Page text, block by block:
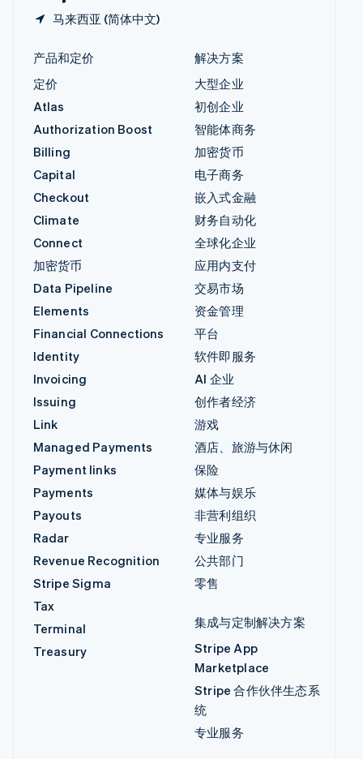
马来西亚 (简体中文)
产品和定价
定价
Atlas
Authorization Boost
Billing
Capital
Checkout
Climate
Connect
加密货币
Data Pipeline
Elements
Financial Connections
Identity
Invoicing
Issuing
Link
Managed Payments
Payment links
Payments
Payouts
Radar
Revenue Recognition
Stripe Sigma
Tax
Terminal
Treasury
解决方案
大型企业
初创企业
智能体商务
加密货币
电子商务
嵌入式金融
财务自动化
全球化企业
应用内支付
交易市场
资金管理
平台
软件即服务
AI 企业
创作者经济
游戏
酒店、旅游与休闲
保险
媒体与娱乐
非营利组织
专业服务
公共部门
零售
集成与定制解决方案
Stripe App
Marketplace
Stripe 合作伙伴生态系
统
专业服务